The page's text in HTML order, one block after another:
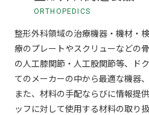
ORTHOPEDICS
整形外科領域の治療機器・機材・
療のプレートやスクリューなどの
の人工膝関節・人工股関節等、ド
てのメーカーの中から最適な機器
また、材料の手配ならびに情報提
ッフに対して使用する材料の取り